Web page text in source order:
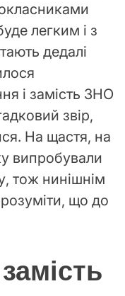
легким і з
дедалі
і замість ЗНО
звір,
На щастя, на
випробували
тож нинішнім
що до